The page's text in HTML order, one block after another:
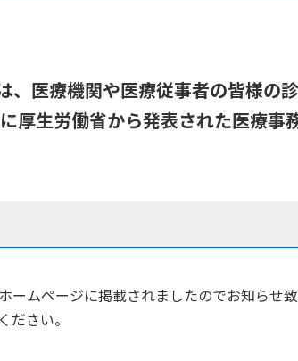
医療機関や医療従事者の皆様の
厚生労働省から発表された医療
ムページに掲載されましたのでお知らせ致
さい。